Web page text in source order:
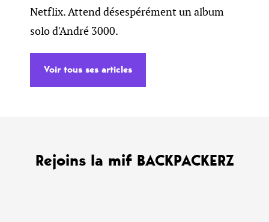
Netflix. Attend désespérément un album
solo d'André 3000.
Voir tous ses articles
Rejoins la mif BACKPACKERZ